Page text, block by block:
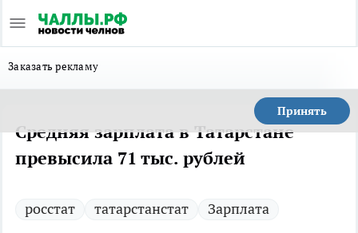
Заказать рекламу
Принять
Средняя зарплата в Татарстане
превысила 71 тыс. рублей
росстат татарстанстат Зарплата